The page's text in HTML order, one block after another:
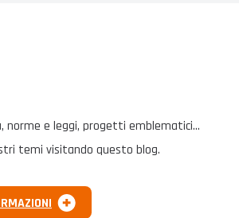
norme e leggi, progetti emblematici…
temi visitando questo blog.